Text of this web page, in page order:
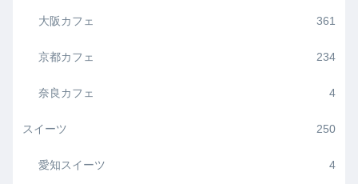
大阪カフェ 361
京都カフェ 234
奈良カフェ 4
スイーツ 250
愛知スイーツ 4